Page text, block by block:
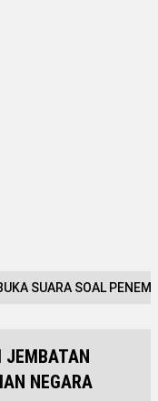
SUARA SOAL
JEMBATAN
NEGARA